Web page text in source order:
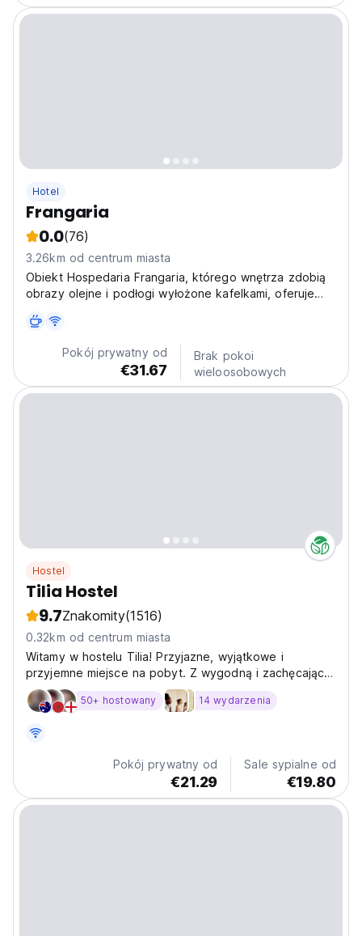
Hotel
Frangaria
0.0(76)
3.26km od centrum miasta
Obiekt Hospedaria Frangaria, którego wnętrza zdobią
obrazy olejne i podłogi wyłożone kafelkami, oferuje
bezprzewodowym dostępem do Internetu. Do
dyspozycji Gości jest popularna restauracja na
poziomie ulicy oraz bezpłatny...
Pokój prywatny od
€31.67
Brak pokoi
wieloosobowych
Hostel
Tilia Hostel
9.7Znakomity(1516)
0.32km od centrum miasta
Witamy w hostelu Tilia! Przyjazne, wyjątkowe i
przyjemne miejsce na pobyt. Z wygodną i zachęcającą
współpracą
50+ hostowany 14 wydarzenia
Pokój prywatny od
€21.29
Sale sypialne od
€19.80